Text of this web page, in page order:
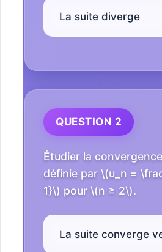
La suite diverge
QUESTION 2
Étudier la
définie par \(u_n =
1}\) pour \(n ≥ 2\).
La suite converge